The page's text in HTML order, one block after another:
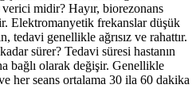
midir? Hayır, biorezonans
Elektromanyetik frekanslar düşük
tedavi genellikle ağrısız ve rahattır.
sürer? Tedavi süresi hastanın
bağlı olarak değişir. Genellikle
her seans ortalama 30 ila 60 dakika